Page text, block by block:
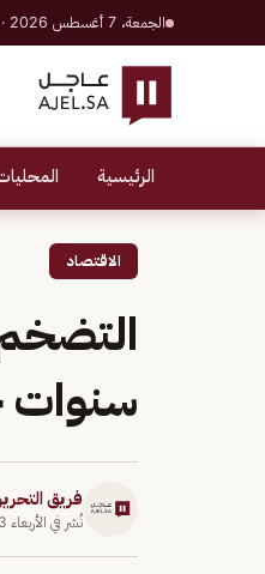
الجمعة، 7 أغسطس 2026 · 24 صفر 1448 هـ
الرئيسية
الاقتصاد
سنوات
فريق التحرير
نُشر في الأربعاء 13 مايو 2026